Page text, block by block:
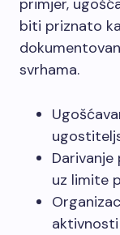
primjer,
biti priznato
svrhama.
uz limite